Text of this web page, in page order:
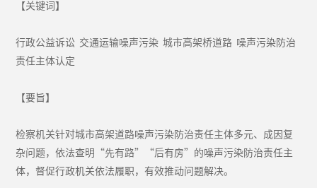
【关键词】
行政公益诉讼 交通运输噪声污染 城市高架桥道路 噪声污染防治
责任主体认定
【要旨】
检察机关针对城市高架道路噪声污染防治责任主体多元、成因复
杂问题，依法查明“先有路”“后有房”的噪声污染防治责任主
体，督促行政机关依法履职，有效推动问题解决。